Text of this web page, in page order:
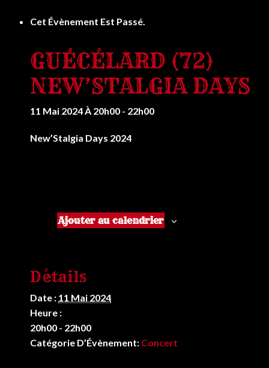
Cet Évènement Est Passé.
GUÉCÉLARD (72)
NEW’STALGIA DAYS
11 Mai 2024 À 20h00 - 22h00
New’Stalgia Days 2024
Ajouter au calendrier
Détails
Date : 11 Mai 2024
Heure :
20h00 - 22h00
Catégorie D’Évènement: Concert